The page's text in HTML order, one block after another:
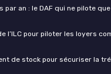
an : le DAF qui ne pilote que
l’ILC pour piloter les loyers
de stock pour sécuriser la